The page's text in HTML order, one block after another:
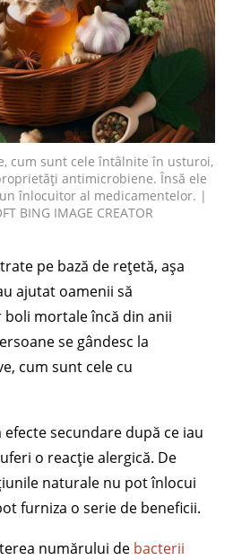
cum sunt cele întâlnite în usturoi,
antimicrobiene. Însă ele
înlocuitor al medicamentelor. |
BING IMAGE CREATOR
pe bază de rețetă, așa
ajutat oamenii să
mortale încă din anii
se gândesc la
cum sunt cele cu
secundare după ce iau
o reacție alergică. De
naturale nu pot înlocui
furniza o serie de beneficii.
numărului de bacterii